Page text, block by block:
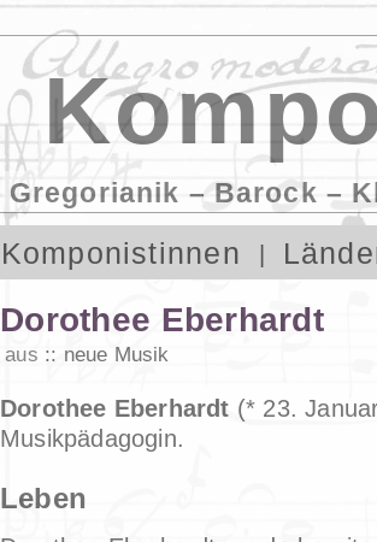
Gregorianik – Barock –
Komponistinnen
Dorothee Eberhardt
aus neue Musik
Dorothee Eberhardt (* 23.
Musikpädagogin.
Leben